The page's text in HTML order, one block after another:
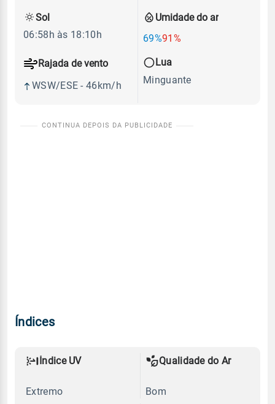
Umidade do ar
69%91%
Rajada de vento
WSW/ESE - 46km/h
Sol
06:58h às 18:10h
Lua
Minguante
Índices
Índice UV
Extremo
Qualidade do Ar
Bom